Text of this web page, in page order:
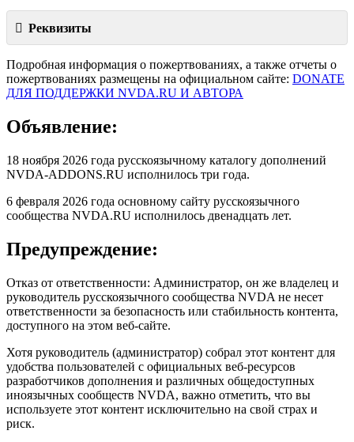
Реквизиты
Подробная информация о пожертвованиях, а также отчеты о
пожертвованиях размещены на официальном сайте: DONATE
ДЛЯ ПОДДЕРЖКИ NVDA.RU И АВТОРА
Объявление:
18 ноября 2026 года русскоязычному каталогу дополнений
NVDA-ADDONS.RU исполнилось три года.
6 февраля 2026 года основному сайту русскоязычного
сообщества NVDA.RU исполнилось двенадцать лет.
Предупреждение:
Отказ от ответственности: Администратор, он же владелец и
руководитель русскоязычного сообщества NVDA не несет
ответственности за безопасность или стабильность контента,
доступного на этом веб-сайте.
Хотя руководитель (администратор) собрал этот контент для
удобства пользователей с официальных веб-ресурсов
разработчиков дополнения и различных общедоступных
иноязычных сообществ NVDA, важно отметить, что вы
используете этот контент исключительно на свой страх и
риск.